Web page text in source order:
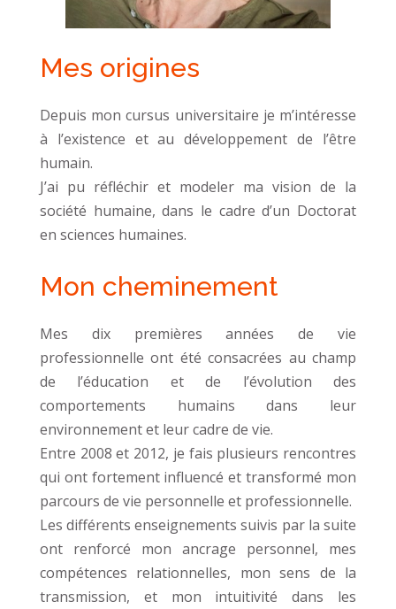
Mes origines
Depuis mon cursus universitaire je m’intéresse
à l’existence et au développement de l’être
humain.
J’ai pu réfléchir et modeler ma vision de la
société humaine, dans le cadre d’un Doctorat
en sciences humaines.
Mon cheminement
Mes dix premières années de vie
professionnelle ont été consacrées au champ
de l’éducation et de l’évolution des
comportements humains dans leur
environnement et leur cadre de vie.
Entre 2008 et 2012, je fais plusieurs rencontres
qui ont fortement influencé et transformé mon
parcours de vie personnelle et professionnelle.
Les différents enseignements suivis par la suite
ont renforcé mon ancrage personnel, mes
compétences relationnelles, mon sens de la
transmission, et mon intuitivité dans les